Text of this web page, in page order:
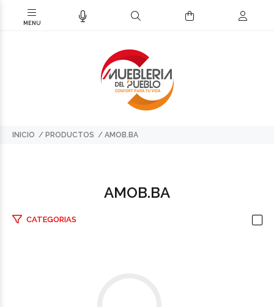
INICIO PRODUCTOS AMOB.BA
AMOB.BA
CATEGORIAS